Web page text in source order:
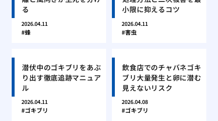
る
2026.04.11
蜂
小限に抑えるコツ
2026.04.11
害虫
潜伏中のゴキブリをあぶ
り出す徹底追跡マニュア
ル
2026.04.11
ゴキブリ
飲食店でのチャバネゴキ
ブリ大量発生と卵に潜む
見えないリスク
2026.04.08
ゴキブリ